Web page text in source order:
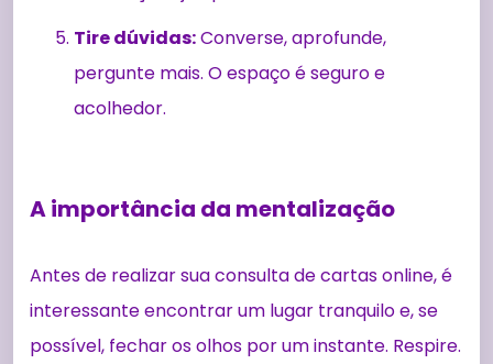
Tire dúvidas:Converse, aprofunde,
pergunte mais. O espaço é seguro e
acolhedor.
A importância da mentalização
Antes de realizar sua consulta de cartas online, é
interessante encontrar um lugar tranquilo e, se
possível, fechar os olhos por um instante. Respire.